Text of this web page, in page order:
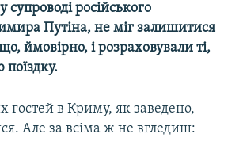
російського
Путіна, не міг залишитися
ймовірно, і розраховували ті,
поїздку.
гостей в Криму, як заведено,
Але за всіма ж не вгледиш: